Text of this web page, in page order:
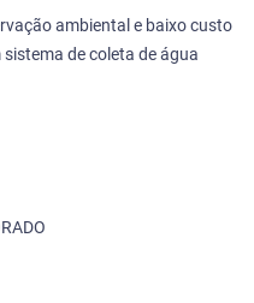
ambiental e baixo custo
de coleta de água